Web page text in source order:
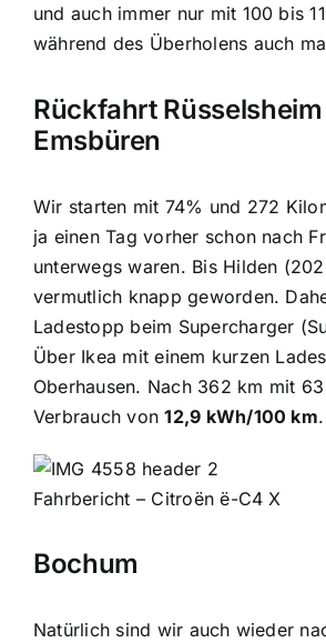
und auch immer nur mit 100 bis
während des Überholens auch
Rückfahrt Rüsselsheim
Emsbüren
Wir starten mit 74% und 272
ja einen Tag vorher schon nach
unterwegs waren. Bis Hilden
vermutlich knapp geworden.
Ladestopp beim Supercharger
Über Ikea mit einem kurzen
Oberhausen. Nach 362 km mit
Verbrauch von12,9 kWh/100 km
Fahrbericht – Citroën ë-C4 X
Bochum
Natürlich sind wir auch wieder